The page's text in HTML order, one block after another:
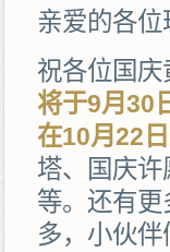
亲爱的各位
祝各位国
将于9月30
在10月22
塔、国庆
等。还有
多，小伙